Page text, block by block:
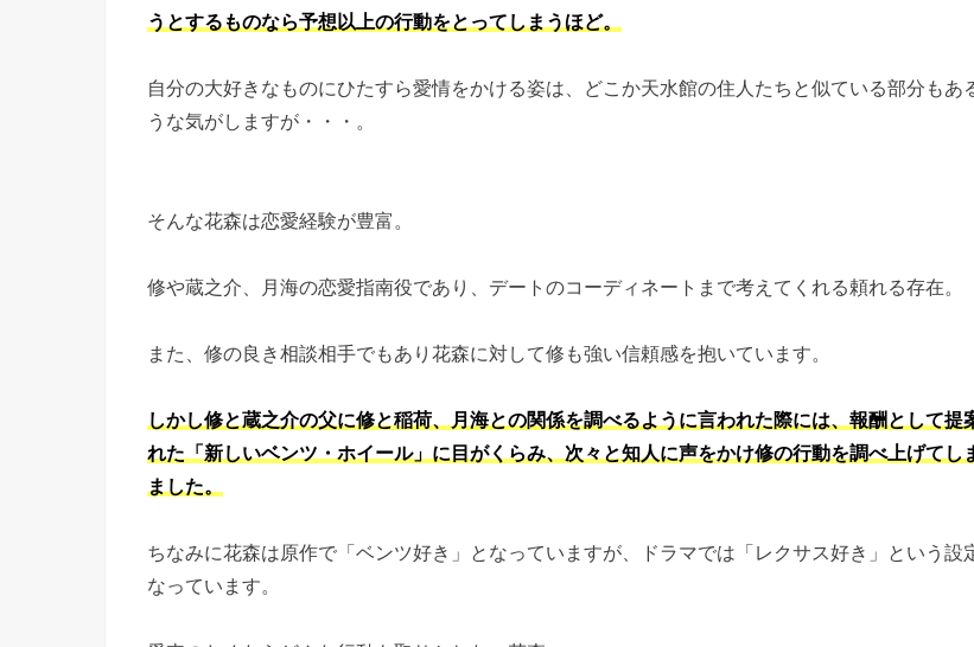
うとするものなら予想以上の行動をとってしまうほど。
自分の大好きなものにひたすら愛情をかける姿は、どこか天水館の住人たちと似ている部分もあ
うな気がしますが・・・。
そんな花森は恋愛経験が豊富。
修や蔵之介、月海の恋愛指南役であり、デートのコーディネートまで考えてくれる頼れる存在。
また、修の良き相談相手でもあり花森に対して修も強い信頼感を抱いています。
しかし修と蔵之介の父に修と稲荷、月海との関係を調べるように言われた際には、報酬として提
れた「新しいベンツ・ホイール」に目がくらみ、次々と知人に声をかけ修の行動を調べ上げてし
ました。
ちなみに花森は原作で「ベンツ好き」となっていますが、ドラマでは「レクサス好き」という設
なっています。